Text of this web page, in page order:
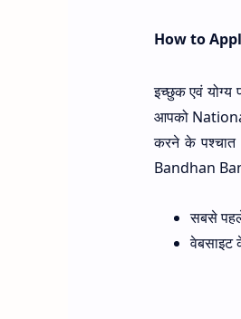
How to
इच्छुक एवं
आपको
करने के
Bandhan
सबसे
वेबसाइट